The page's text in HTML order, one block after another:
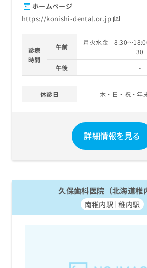
ホームページ
https://konishi-dental.or.jp
診療
時間
午前
月火水金 8:30～
30
午後
-
休診日 木・日・祝・年
詳細情報を見る
久保歯科医院（北海道稚
南稚内駅 稚内駅